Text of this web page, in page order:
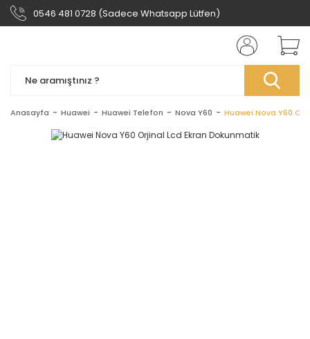
0546 481 0728 (Sadece Whatsapp Lütfen)
Anasayfa Huawei Huawei Telefon Nova Y60 Huawei Nova Y60